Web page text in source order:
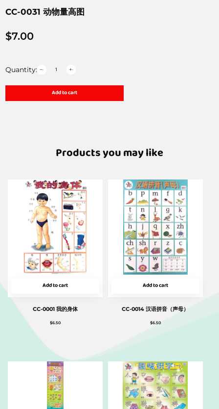
CC-0031 动物量高图
$7.00
Quantity:
Add to cart
Products you may like
Add to cart
CC-0001 我的身体
$6.50
Add to cart
CC-0014 汉语拼音（声母）
$6.50